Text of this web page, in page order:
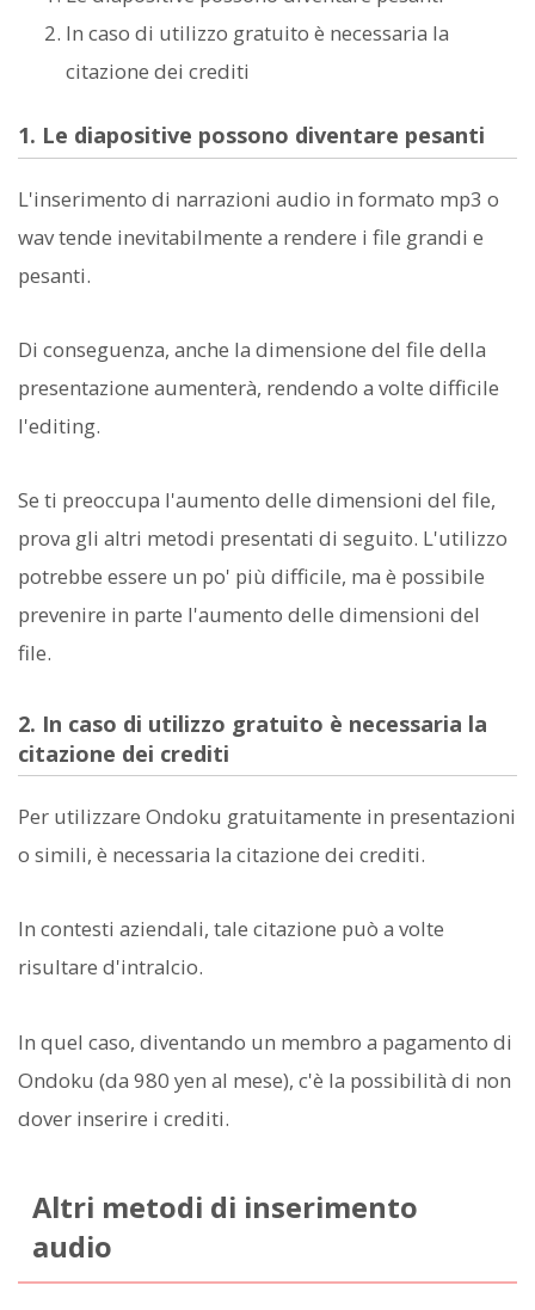
In caso di utilizzo gratuito è necessaria la
citazione dei crediti
1. Le diapositive possono diventare pesanti
L'inserimento di narrazioni audio in formato mp3 o
wav tende inevitabilmente a rendere i file grandi e
pesanti.
Di conseguenza, anche la dimensione del file della
presentazione aumenterà, rendendo a volte difficile
l'editing.
Se ti preoccupa l'aumento delle dimensioni del file,
prova gli altri metodi presentati di seguito. L'utilizzo
potrebbe essere un po' più difficile, ma è possibile
prevenire in parte l'aumento delle dimensioni del
file.
2. In caso di utilizzo gratuito è necessaria la
citazione dei crediti
Per utilizzare Ondoku gratuitamente in presentazioni
o simili, è necessaria la citazione dei crediti.
In contesti aziendali, tale citazione può a volte
risultare d'intralcio.
In quel caso, diventando un membro a pagamento di
Ondoku (da 980 yen al mese), c'è la possibilità di non
dover inserire i crediti.
Altri metodi di inserimento
audio